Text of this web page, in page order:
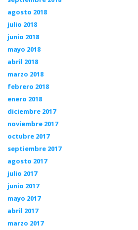
agosto 2018
julio 2018
junio 2018
mayo 2018
abril 2018
marzo 2018
febrero 2018
enero 2018
diciembre 2017
noviembre 2017
octubre 2017
septiembre 2017
agosto 2017
julio 2017
junio 2017
mayo 2017
abril 2017
marzo 2017